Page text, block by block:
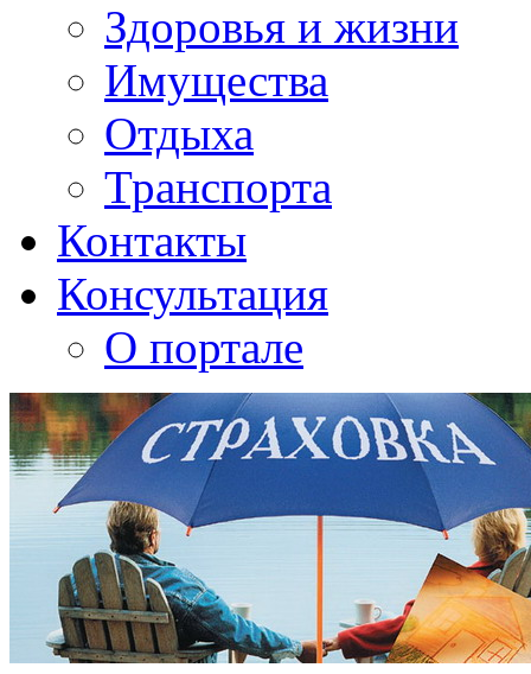
Здоровья и жизни
Имущества
Отдыха
Транспорта
Контакты
Консультация
О портале